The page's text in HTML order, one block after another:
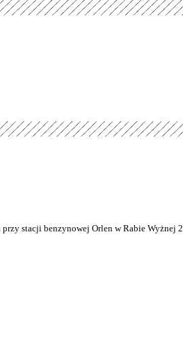
przy stacji benzynowej Orlen w Rabie Wyżnej